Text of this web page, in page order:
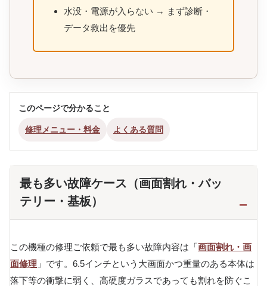
水没・電源が入らない → まず診断・
データ救出を優先
このページで分かること
修理メニュー・料金 よくある質問
最も多い故障ケース（画面割れ・バッ
テリー・基板）
この機種の修理ご依頼で最も多い故障内容は「画面割れ・画
面修理 」です。6.5インチという大画面かつ重量のある本体は
落下等の衝撃に弱く、高硬度ガラスであっても割れを防ぐこ